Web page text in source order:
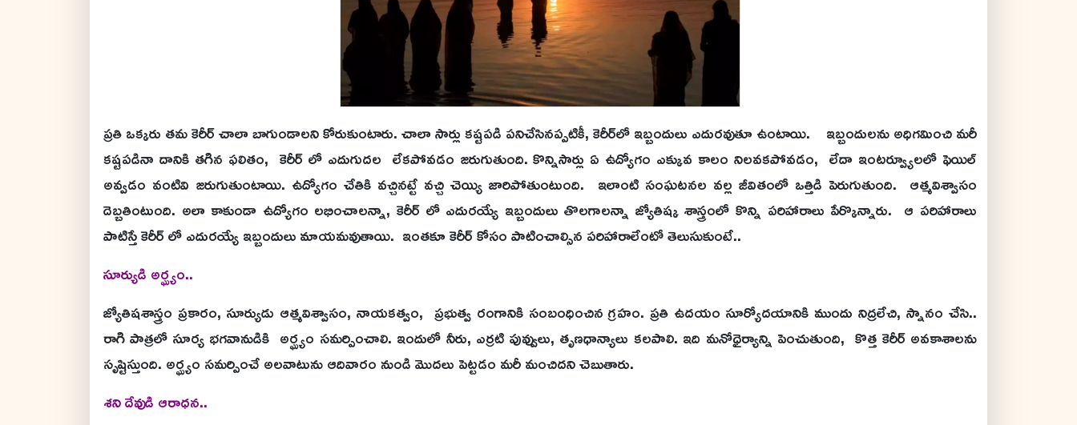
ప్రతి ఒక్కరు తమ కెరీర్ చాలా బాగుండాలని కోరుకుంటారు. చాలా సార్లు కష్టపడి పనిచేసినప్పటికీ, కెరీర్‌లో ఇబ్బందులు ఎదురవుతూ ఉంటాయి. ఇబ్బందులను అధిగమించి మరీ
కష్టపడినా దానికి తగిన ఫలితం, కెరీర్ లో ఎదుగుదల లేకపోవడం జరుగుతుంది. కొన్నిసార్లు ఏ ఉద్యోగం ఎక్కువ కాలం నిలవకపోవడం, లేదా ఇంటర్వ్యూలలో ఫెయిల్
అవ్వడం వంటివి జరుగుతుంటాయి. ఉద్యోగం చేతికి వచ్చినట్టే వచ్చి చెయ్యి జారిపోతుంటుంది. ఇలాంటి సంఘటనల వల్ల జీవితంలో ఒత్తిడి పెరుగుతుంది. ఆత్మవిశ్వాసం
దెబ్బతింటుంది. అలా కాకుండా ఉద్యోగం లభించాలన్నా, కెరీర్ లో ఎదురయ్యే ఇబ్బందులు తొలగాలన్నా జ్యోతిష్క శాస్త్రంలో కొన్ని పరిహారాలు పేర్కొన్నారు. ఆ పరిహారాలు
పాటిస్తే కెరీర్ లో ఎదురయ్యే ఇబ్బందులు మాయమవుతాయి. ఇంతకూ కెరీర్ కోసం పాటించాల్సిన పరిహారాలేంటో తెలుసుకుంటే..
సూర్యుడి అర్ఘ్యం..
జ్యోతిషశాస్త్రం ప్రకారం, సూర్యుడు ఆత్మవిశ్వాసం, నాయకత్వం, ప్రభుత్వ రంగానికి సంబంధించిన గ్రహం. ప్రతి ఉదయం సూర్యోదయానికి ముందు నిద్రలేచి, స్నానం చేసి..
రాగి పాత్రలో సూర్య భగవానుడికి అర్ఘ్యం సమర్పించాలి. ఇందులో నీరు, ఎర్రటి పువ్వులు, తృణధాన్యాలు కలపాలి. ఇది మనోధైర్యాన్ని పెంచుతుంది, కొత్త కెరీర్ అవకాశాలను
సృష్టిస్తుంది. అర్ఘ్యం సమర్పించే అలవాటును ఆదివారం నుండి మొదలు పెట్టడం మరీ మంచిదని చెబుతారు.
శని దేవుడి ఆరాధన..